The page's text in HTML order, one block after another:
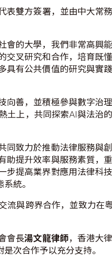
表雙方簽署，並由中大常
的大學，我們非常高興
叉研究和合作，培育既
有公共價值的研究與實
善，並積極參與數字治
土上，共同探索AI與法治
同致力於推動法律服務與
提升效率與服務素質，
提高業界對應用法律科
統。
與跨界合作，並致力在
會長湯文龍律師，香港大
是次合作予以充分支持。